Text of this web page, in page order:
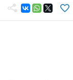
Самолеты